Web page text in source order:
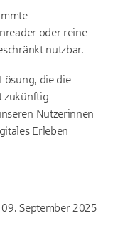
oder reine
nutzbar.
die die
zukünftig
Nutzerinnen
Erleben
September 2025